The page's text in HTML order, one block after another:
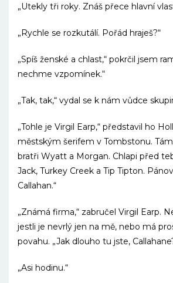
„Utekly tři roky. Znáš přece hlavní
„Rychle se rozkutálí. Pořád hraješ?“
„Spíš ženské a chlast,“ pokrčil jsem
nechme vzpomínek.“
„Tak, tak,“ vydal se k nám vůdce
„Tohle je Virgil Earp,“ představil ho
městským šerifem v Tombstonu.
bratři Wyatt a Morgan. Chlapi před
Jack, Turkey Creek a Tip Tipton.
Callahan.“
„Známá firma,“ zabručel Virgil Earp.
jestli je nevrlý jen na mě, nebo má
povahu. „Jak dlouho tu jste,
„Asi hodinu.“